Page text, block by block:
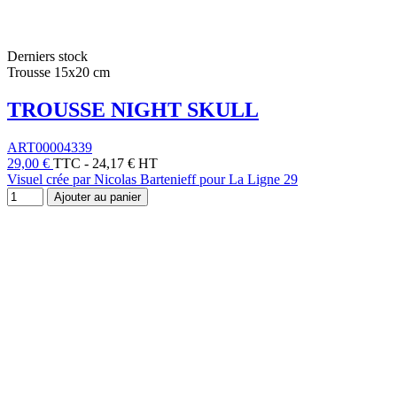
Derniers stock
Trousse 15x20 cm
TROUSSE NIGHT SKULL
ART00004339
29,00 € TTC - 24,17 € HT
Visuel crée par Nicolas Bartenieff pour La Ligne 29
Ajouter au panier